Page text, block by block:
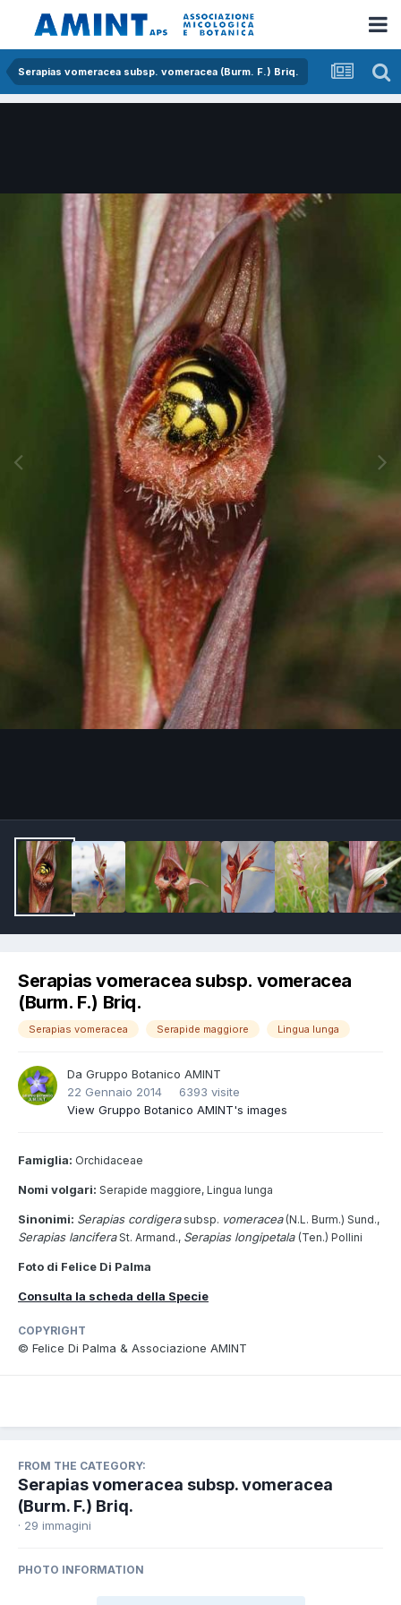
Serapias vomeracea subsp. vomeracea (Burm. F.) Briq.
Serapias vomeracea subsp. vomeracea
(Burm. F.) Briq.
Serapias vomeracea Serapide maggiore Lingua lunga
Da Gruppo Botanico AMINT
22 Gennaio 2014
6393 visite
View Gruppo Botanico AMINT's images
Famiglia: Orchidaceae
Nomi volgari: Serapide maggiore, Lingua lunga
Sinonimi: Serapias cordigerasubsp. vomeracea(N.L. Burm.) Sund.,
Serapias lanciferaSt. Armand., Serapias longipetala (Ten.) Pollini
Foto di Felice Di Palma
Consulta la scheda della Specie
COPYRIGHT
© Felice Di Palma & Associazione AMINT
FROM THE CATEGORY:
Serapias vomeracea subsp. vomeracea
(Burm. F.) Briq.
· 29 immagini
PHOTO INFORMATION